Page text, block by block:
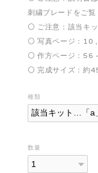
刺繍ブレードをご覧
⚪️ ご注意：該当キ
⚪️ 写真ページ：10
⚪️ 作方ページ：56
⚪️ 完成サイズ：約
種類
数量